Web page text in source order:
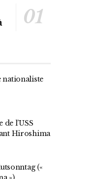
nationaliste
l’USS
Hiroshima
(«